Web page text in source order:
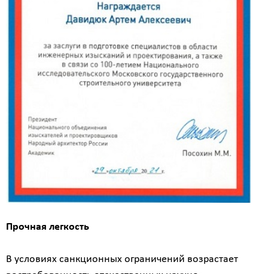
Прочная легкость
В условиях санкционных ограничений возрастает